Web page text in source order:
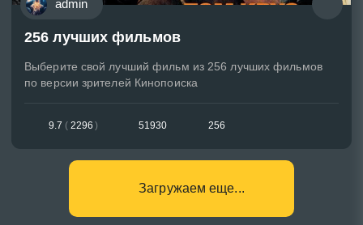
admin
256 лучших фильмов
Выберите свой лучший фильм из 256 лучших фильмов
по версии зрителей Кинопоиска
9.7 ( 2296 ) 51930 256
Загружаем еще...